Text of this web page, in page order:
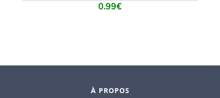
0.99€
À PROPOS